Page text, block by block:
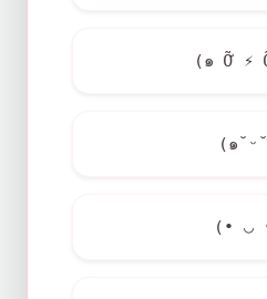
(๑ Ỡ ⚡
(๑
(• ◡